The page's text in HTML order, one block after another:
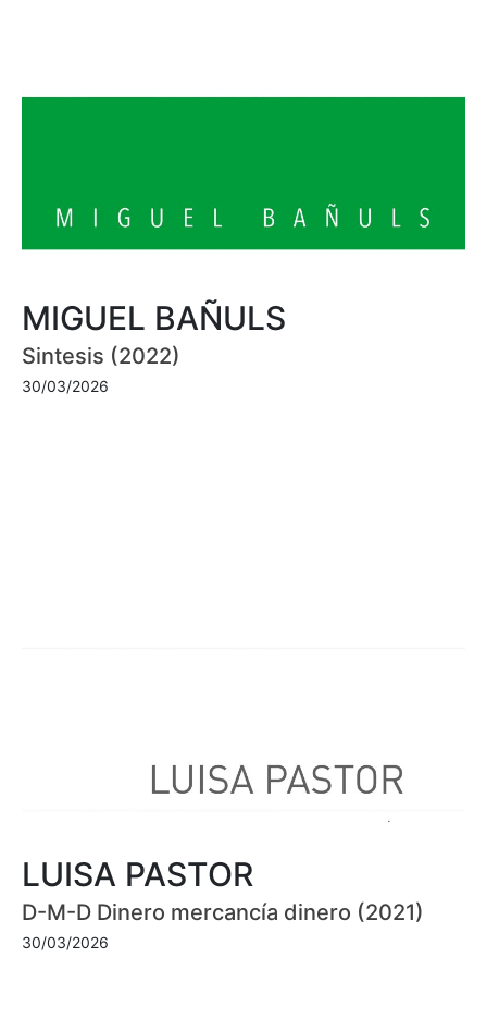
MIGUEL BAÑULS
Sintesis (2022)
30/03/2026
LUISA PASTOR
D-M-D Dinero mercancía dinero (2021)
30/03/2026